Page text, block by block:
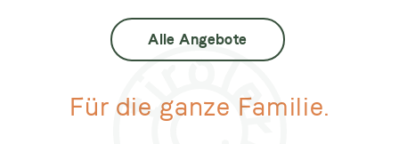
Alle Angebote
Für die ganze Familie.